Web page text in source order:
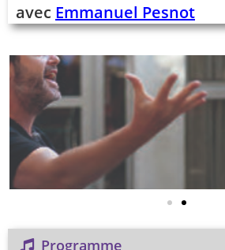
avec Emmanuel Pesnot
Programme